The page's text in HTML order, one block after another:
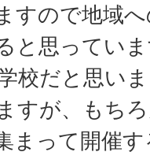
すので地域
と思ってい
校だと思い
すが、もち
まって開催